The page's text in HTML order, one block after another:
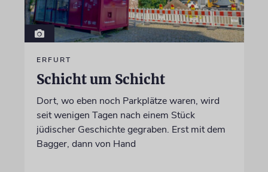
ERFURT
Schicht um Schicht
Dort, wo eben noch Parkplätze waren, wird
seit wenigen Tagen nach einem Stück
jüdischer Geschichte gegraben. Erst mit dem
Bagger, dann von Hand